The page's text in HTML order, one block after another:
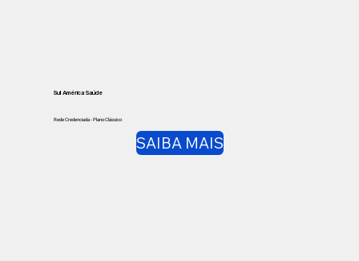
Sul América Saúde
Rede Credenciada - Plano Clássico
SAIBA MAIS